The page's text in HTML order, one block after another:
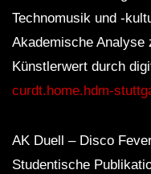
Technomusik und -
Akademische
Künstlerwert durch
curdt.home.hdm-
AK Duell – Disco
Studentische